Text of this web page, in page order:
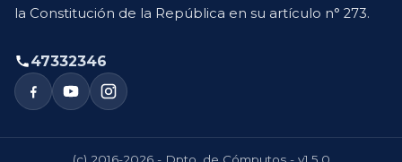
la Constitución de la República en su artículo n° 273.
47332346
(c) 2016-2026 - Dpto. de Cómputos - v1.5.0